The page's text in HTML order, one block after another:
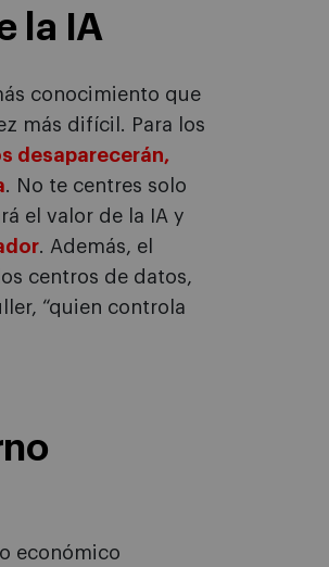
la IA
conocimiento que
más difícil. Para los
desaparecerán,
. No te centres solo
el valor de la IA y
. Además, el
centros de datos,
“quien controla
económico